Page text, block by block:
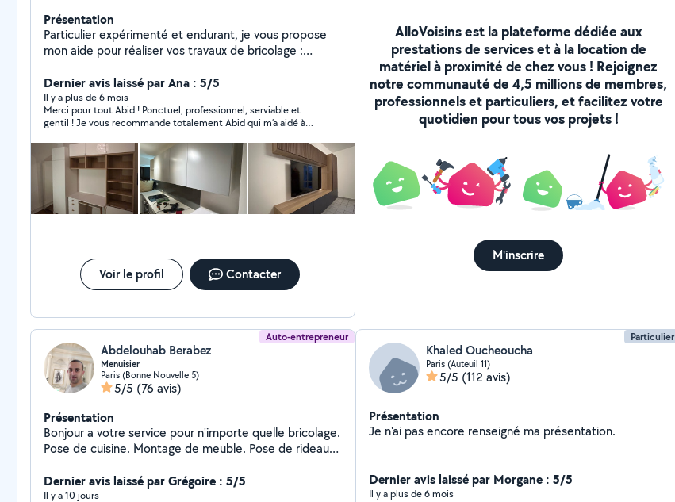
Présentation
Particulier expérimenté et endurant, je vous propose
mon aide pour réaliser vos travaux de bricolage :
tout type de meubles. Installation de lustres,
luminaires, rideaux et tringles. Je procède également
au changement et à l'installation de prises électriques,
de chauffages, de gazinières, de fours, de stores
électriques, ainsi que la fixation murale de tout type de
télés. J'effectue aussi le changement et la réparation
de tout type de serrures, de poignets de portes et de
fenêtres. Il est en outre possible de procéder au
changement et à l'installation de tout type de
de tout le matériel nécessaire pour une réalisation
efficace et soignée de vos travaux. Pour vos
déménagements et vos travaux de manutention, je
équipe très expérimentée. Cordialement à vous
Dernier avis laissé par Ana : 5/5
Il y a plus de 6 mois
Merci pour tout Abid ! Ponctuel, professionnel, serviable et
gentil ! Je vous recommande totalement Abid qui m’a aidé à
hésiter !
Voir le profil Contacter
AlloVoisins est la plateforme dédiée aux
prestations de services et à la location de
matériel à proximité de chez vous ! Rejoignez
notre communauté de 4,5 millions de membres,
professionnels et particuliers, et facilitez votre
quotidien pour tous vos projets !
M'inscrire
Auto-entrepreneur
Abdelouhab Berabez
Menuisier
Paris (Bonne Nouvelle 5)
5/5 (76 avis)
Présentation
Bonjour a votre service pour n'importe quelle bricolage.
Pose de cuisine. Montage de meuble. Pose de rideaux.
Dernier avis laissé par Grégoire : 5/5
Il y a 10 jours
Particulier
Khaled Oucheoucha
Paris (Auteuil 11)
5/5 (112 avis)
Présentation
Je n'ai pas encore renseigné ma présentation.
Dernier avis laissé par Morgane : 5/5
Il y a plus de 6 mois